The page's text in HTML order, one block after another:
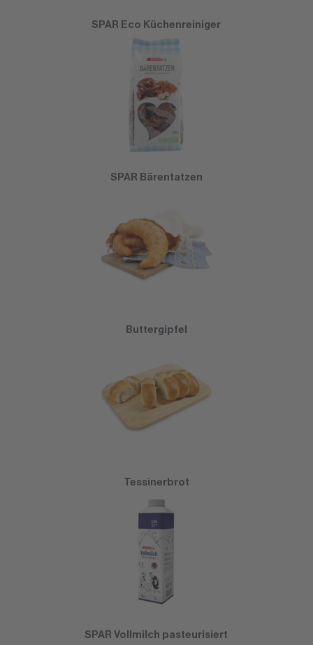
SPAR Eco Küchenreiniger
SPAR Bärentatzen
Buttergipfel
Tessinerbrot
SPAR Vollmilch pasteurisiert